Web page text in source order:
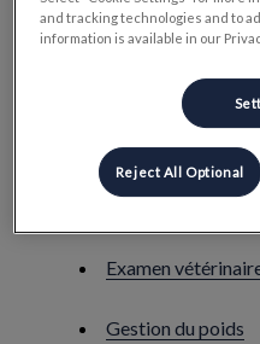
Conseils
Conseils
Endoscopie
Examen
Gestion du poids
and tracking technologies and to
information is available in our
Reject All Optional